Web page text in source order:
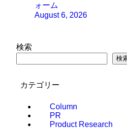
ォーム
August 6, 2026
検索
検
カテゴリー
Column
PR
Product Research